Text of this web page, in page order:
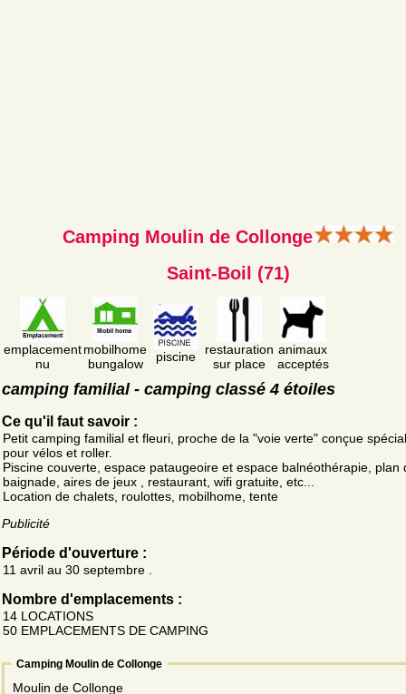
Camping Moulin de Collonge
Saint-Boil (71)
emplacement
nu
mobilhome
bungalow
piscine
restauration
sur place
animaux
acceptés
camping familial - camping classé 4 étoiles
Ce qu'il faut savoir :
Petit camping familial et fleuri, proche de la "voie verte" conçue
pour vélos et roller.
Piscine couverte, espace pataugeoire et espace balnéothérapie, plan
baignade, aires de jeux , restaurant, wifi gratuite, etc...
Location de chalets, roulottes, mobilhome, tente
Publicité
Période d'ouverture :
11 avril au 30 septembre .
Nombre d'emplacements :
14 LOCATIONS
50 EMPLACEMENTS DE CAMPING
Camping Moulin de Collonge
Moulin de Collonge